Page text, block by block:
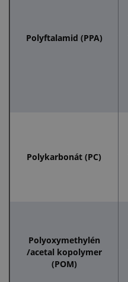
Polyftalamid (PPA)
Polykarbonát (PC)
Polyoxymethylén
/acetal kopolymer
(POM)